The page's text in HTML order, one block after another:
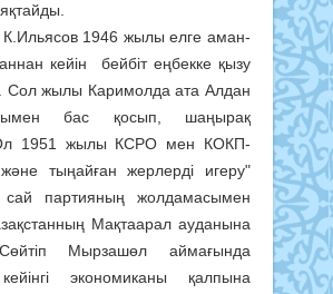
1946 жылы елге аман-
кейін бейбіт еңбекке қызу
Сол жылы Каримолда ата Алдан
бас қосып, шаңырақ
Ол 1951 жылы КСРО мен КОКП-
тыңайған жерлерді игеру"
сай партияның жолдамасымен
Мақтаарал ауданына
Мырзашөл аймағында
экономиканы қалпына